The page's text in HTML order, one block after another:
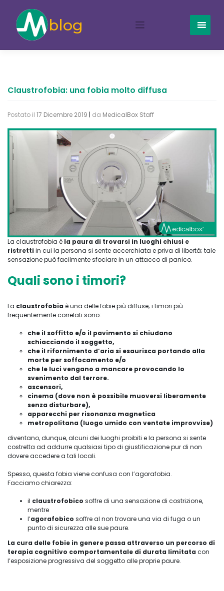
content
Claustrofobia: una fobia molto diffusa
Postato il 17 Dicembre 2019 | da MedicalBox Staff
La claustrofobia è la paura di trovarsi in luoghi chiusi e
ristretti in cui la persona si sente accerchiata e priva di libertà; tale
sensazione può facilmente sfociare in un attacco di panico.
Quali sono i timori?
La claustrofobia è una delle fobie più diffuse; i timori più
frequentemente correlati sono:
che il soffitto e/o il pavimento si chiudano
schiacciando il soggetto,
che il rifornimento d’aria si esaurisca portando alla
morte per soffocamento e/o
che le luci vengano a mancare provocando lo
svenimento dal terrore.
ascensori,
cinema (dove non è possibile muoversi liberamente
senza disturbare),
apparecchi per risonanza magnetica
metropolitana (luogo umido con ventate improvvise)
diventano, dunque, alcuni dei luoghi proibiti e la persona si sente
costretta ad addurre qualsiasi tipo di giustificazione pur di non
dovere accedere a tali locali.
Spesso, questa fobia viene confusa con l’agorafobia.
Facciamo chiarezza:
il claustrofobico soffre di una sensazione di costrizione,
mentre
l’agorafobico soffre al non trovare una via di fuga o un
punto di sicurezza alle sue paure.
La cura delle fobie in genere passa attraverso un percorso di
terapia cognitivo comportamentale di durata limitata con
l’esposizione progressiva del soggetto alle proprie paure.